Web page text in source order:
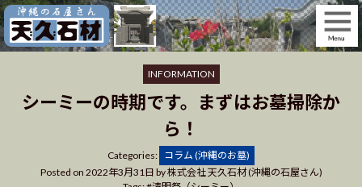
Skip
to
content
INFORMATION
シーミーの時期です。まずはお墓掃除か
ら！
Categories: Categories
コラム (沖縄のお墓)
Posted on 2022年3月31日 by株式会社 天久石材 (沖縄の石屋さん)